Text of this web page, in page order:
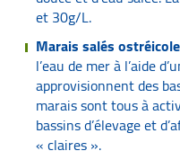
et 30g/L.
Marais salés
l’eau de mer à l’aide
approvisionnent des
marais sont tous à
bassins d’élevage et
« claires ».